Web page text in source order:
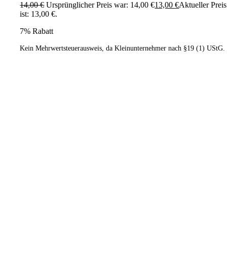
14,00€ Ursprünglicher Preis war: 14,00 €13,00€Aktueller Preis
ist: 13,00 €.
7% Rabatt
Kein Mehrwertsteuerausweis, da Kleinunternehmer nach §19 (1) UStG.